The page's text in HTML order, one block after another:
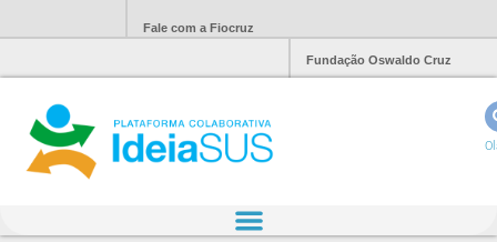
Fale com a Fiocruz
Fundação Oswaldo Cruz